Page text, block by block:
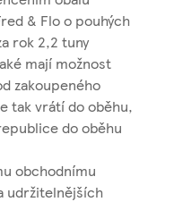
& Flo o pouhých
rok 2,2 tuny
mají možnost
zakoupeného
tak vrátí do oběhu,
do oběhu
obchodnímu
udržitelnějších